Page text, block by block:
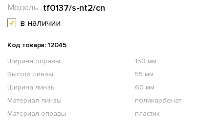
tf0137/s-nt2/cn
Модель
в наличии
Код товара: 12045
Ширина оправы
150 мм
Высота линзы
55 мм
Ширина линзы
60 мм
Материал линзы
поликарбонат
Материал оправы
пластик